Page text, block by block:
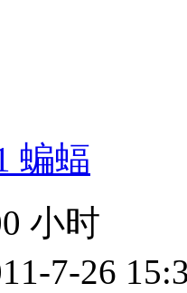
蝙蝠
小时
7-26